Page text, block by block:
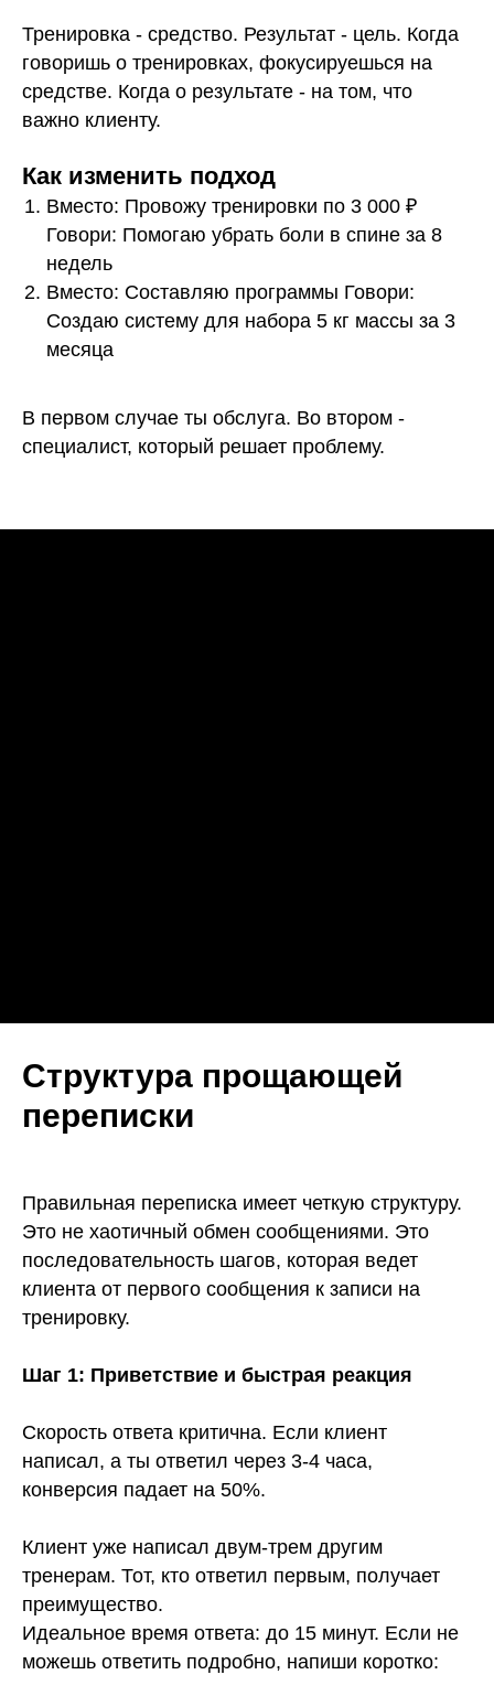
Тренировка - средство. Результат - цель. Когда
говоришь о тренировках, фокусируешься на
средстве. Когда о результате - на том, что
важно клиенту.
Как изменить подход
Вместо: Провожу тренировки по 3 000 ₽
Говори: Помогаю убрать боли в спине за 8
недель
Вместо: Составляю программы Говори:
Создаю систему для набора 5 кг массы за 3
месяца
В первом случае ты обслуга. Во втором -
специалист, который решает проблему.
Структура прощающей
переписки
Правильная переписка имеет четкую структуру.
Это не хаотичный обмен сообщениями. Это
последовательность шагов, которая ведет
клиента от первого сообщения к записи на
тренировку.
Шаг 1: Приветствие и быстрая реакция
Скорость ответа критична. Если клиент
написал, а ты ответил через 3-4 часа,
конверсия падает на 50%.
Клиент уже написал двум-трем другим
тренерам. Тот, кто ответил первым, получает
преимущество.
Идеальное время ответа: до 15 минут. Если не
можешь ответить подробно, напиши коротко: